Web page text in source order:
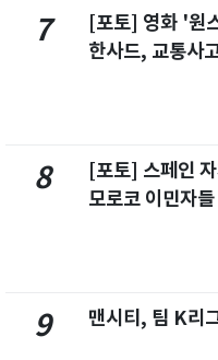
7
[포토] 영화 '원
한사드, 교통사
8
[포토] 스페인
모로코 이민자들
9 맨시티, 팀 K리